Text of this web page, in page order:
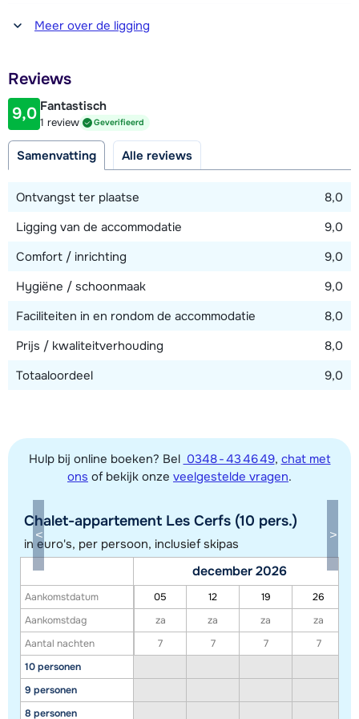
Afstand tot winkel(s)
2,5 kilometer
450 meter
Afstand tot piste
200 meter
Toon alle accommodaties in dit gebied
Deze kaart geeft een indicatie van de ligging van onze accommodaties. De
Meer over de ligging
Reviews
9,0 Fantastisch
1 review Geverifieerd
Samenvatting Alle reviews
Ontvangst ter plaatse
8,0
Ligging van de accommodatie
9,0
Comfort / inrichting
9,0
Hygiëne / schoonmaak
9,0
Faciliteiten in en rondom de accommodatie
8,0
Prijs / kwaliteitverhouding
8,0
Totaaloordeel
9,0
Hulp bij online boeken? Bel 0348 - 43 46 49, chat met
ons of bekijk onze veelgestelde vragen.
Chalet-appartement Les Cerfs (10 pers.)
in euro's, per persoon, inclusief skipas
Aankomstdatum
Aankomstdag
Aantal nachten
10 personen
9 personen
8 personen
december 2026
05 12 19
26
za
za za
za
7
7 7 7